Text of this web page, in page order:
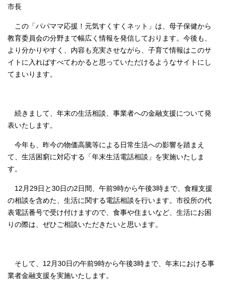
市長
この「パパママ応援！元気すくすくネット」は、母子保健から
教育委員会の分野まで幅広く情報を発信しております。今後も、
より分かりやすく、内容も充実させながら、子育て情報はこのサ
イトに入ればすべてわかると思っていただけるようなサイトにし
てまいります。
続きまして、年末の生活相談、事業者への金融支援について発
表いたします。
今年も、昨今の物価高騰等による日常生活への影響を踏まえ
て、生活困窮に対応する「年末生活電話相談」を実施いたしま
す。
12月29日と30日の2日間、午前9時から午後3時まで、食糧支援
の相談を含めた、生活に関する電話相談を行います。市役所の代
表電話番号で受け付けますので、食事や住まいなど、生活にお困
りの際は、ぜひご相談いただきたいと思います。
そして、12月30日の午前9時から午後3時まで、年末における事
業者金融支援を実施いたします。